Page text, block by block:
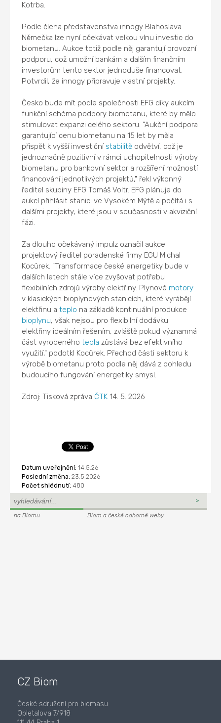
Kotrba.
Podle člena představenstva innogy Blahoslava
Němečka lze nyní očekávat velkou vlnu investic do
biometanu. Aukce totiž podle něj garantují provozní
podporu, což umožní bankám a dalším finančním
investorům tento sektor jednoduše financovat.
Potvrdil, že innogy připravuje vlastní projekty.
Česko bude mít podle společnosti EFG díky aukcím
funkční schéma podpory biometanu, které by mělo
stimulovat expanzi celého sektoru. "Aukční podpora
garantující cenu biometanu na 15 let by měla
přispět k vyšší investiční stabilitě odvětví, což je
jednoznačně pozitivní v rámci uchopitelnosti výroby
biometanu pro bankovní sektor a rozšíření možností
financování jednotlivých projektů," řekl výkonný
ředitel skupiny EFG Tomáš Voltr. EFG plánuje do
aukcí přihlásit stanici ve Vysokém Mýtě a počítá i s
dalšími projekty, které jsou v současnosti v akviziční
fázi.
Za dlouho očekávaný impulz označil aukce
projektový ředitel poradenské firmy EGU Michal
Kocůrek. "Transformace české energetiky bude v
dalších letech stále více zvyšovat potřebu
flexibilních zdrojů výroby elektřiny. Plynové motory
v klasických bioplynových stanicích, které vyrábějí
elektřinu ateplo na základě kontinuální produkce
bioplynu, však nejsou pro flexibilní dodávku
elektřiny ideálním řešením, zvláště pokud významná
část vyrobenéhotepla zůstává bez efektivního
využití," podotkl Kocůrek. Přechod části sektoru k
výrobě biometanu proto podle něj dává z pohledu
budoucího fungování energetiky smysl.
Zdroj: Tisková zpráva ČTK 14. 5. 2026
Datum uveřejnění: 14.5.26
Poslední změna: 23.5.2026
Počet shlédnutí: 480
na Biomu Biom a české odborné weby
CZ Biom
České sdružení pro biomasu
Opletalova 7/918